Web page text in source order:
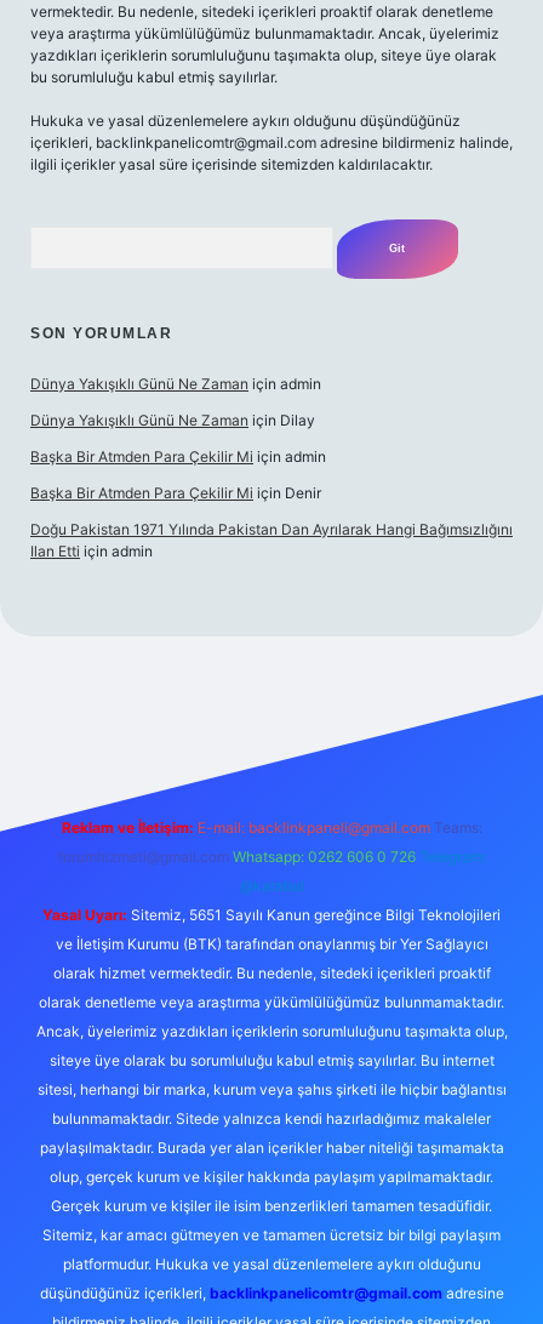
vermektedir. Bu nedenle, sitedeki içerikleri proaktif olarak denetleme
veya araştırma yükümlülüğümüz bulunmamaktadır. Ancak, üyelerimiz
yazdıkları içeriklerin sorumluluğunu taşımakta olup, siteye üye olarak
bu sorumluluğu kabul etmiş sayılırlar.
Hukuka ve yasal düzenlemelere aykırı olduğunu düşündüğünüz
içerikleri, backlinkpanelicomtr@gmail.com adresine bildirmeniz halinde,
ilgili içerikler yasal süre içerisinde sitemizden kaldırılacaktır.
SON YORUMLAR
Dünya Yakışıklı Günü Ne Zaman için admin
Dünya Yakışıklı Günü Ne Zaman için Dilay
Başka Bir Atmden Para Çekilir Mi için admin
Başka Bir Atmden Para Çekilir Mi için Denir
Doğu Pakistan 1971 Yılında Pakistan Dan Ayrılarak Hangi Bağımsızlığını
Ilan Etti için admin
Reklam ve İletişim: E-mail: backlinkpaneli@gmail.com Teams:
forumhizmeti@gmail.com Whatsapp: 0262 606 0 726 Telegram:
@karabul
Yasal Uyarı: Sitemiz, 5651 Sayılı Kanun gereğince Bilgi Teknolojileri
ve İletişim Kurumu (BTK) tarafından onaylanmış bir Yer Sağlayıcı
olarak hizmet vermektedir. Bu nedenle, sitedeki içerikleri proaktif
olarak denetleme veya araştırma yükümlülüğümüz bulunmamaktadır.
Ancak, üyelerimiz yazdıkları içeriklerin sorumluluğunu taşımakta olup,
siteye üye olarak bu sorumluluğu kabul etmiş sayılırlar. Bu internet
sitesi, herhangi bir marka, kurum veya şahıs şirketi ile hiçbir bağlantısı
bulunmamaktadır. Sitede yalnızca kendi hazırladığımız makaleler
paylaşılmaktadır. Burada yer alan içerikler haber niteliği taşımamakta
olup, gerçek kurum ve kişiler hakkında paylaşım yapılmamaktadır.
Gerçek kurum ve kişiler ile isim benzerlikleri tamamen tesadüfidir.
Sitemiz, kar amacı gütmeyen ve tamamen ücretsiz bir bilgi paylaşım
platformudur. Hukuka ve yasal düzenlemelere aykırı olduğunu
düşündüğünüz içerikleri, backlinkpanelicomtr@gmail.comadresine